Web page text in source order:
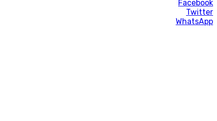
Facebook
Twitter
WhatsApp